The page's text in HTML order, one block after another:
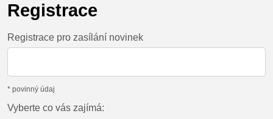
Registrace
Registrace pro zasílání novinek
* povinný údaj
Vyberte co vás zajímá: